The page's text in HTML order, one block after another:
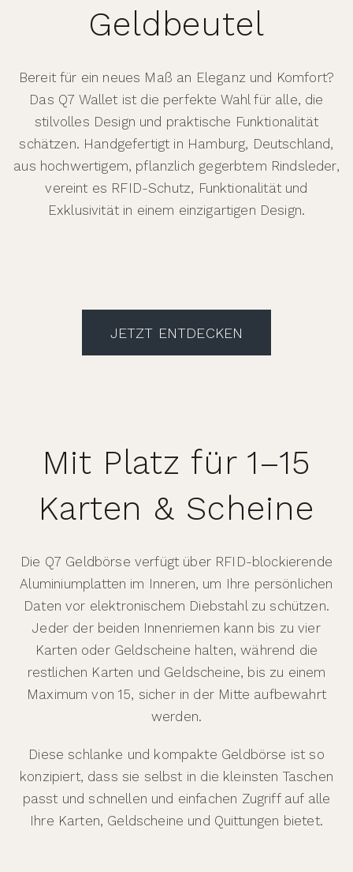
Geldbeutel
Bereit für ein neues Maß an Eleganz und Komfort?
Das Q7 Wallet ist die perfekte Wahl für alle, die
stilvolles Design und praktische Funktionalität
schätzen. Handgefertigt in Hamburg, Deutschland,
aus hochwertigem, pflanzlich gegerbtem Rindsleder,
vereint es RFID-Schutz, Funktionalität und
Exklusivität in einem einzigartigen Design.
JETZT ENTDECKEN
Mit Platz für 1–15
Karten & Scheine
Die Q7 Geldbörse verfügt über RFID-blockierende
Aluminiumplatten im Inneren, um Ihre persönlichen
Daten vor elektronischem Diebstahl zu schützen.
Jeder der beiden Innenriemen kann bis zu vier
Karten oder Geldscheine halten, während die
restlichen Karten und Geldscheine, bis zu einem
Maximum von 15, sicher in der Mitte aufbewahrt
werden.
Diese schlanke und kompakte Geldbörse ist so
konzipiert, dass sie selbst in die kleinsten Taschen
passt und schnellen und einfachen Zugriff auf alle
Ihre Karten, Geldscheine und Quittungen bietet.